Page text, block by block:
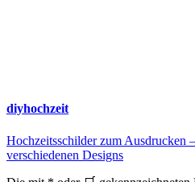
diyhochzeit
Hochzeitsschilder zum Ausdrucken
verschiedenen Designs